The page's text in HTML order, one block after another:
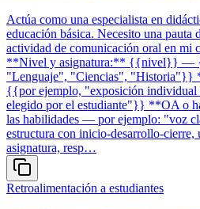
Actúa como una especialista en
educación básica. Necesito una pauta
actividad de comunicación oral en mi
**Nivel y asignatura:** {{nivel}} —
"Lenguaje", "Ciencias", "Historia"}}
{{por ejemplo, "exposición individual
elegido por el estudiante"}} **OA o
las habilidades — por ejemplo: "voz
estructura con inicio-desarrollo-cierre,
asignatura, resp…
Retroalimentación a estudiantes